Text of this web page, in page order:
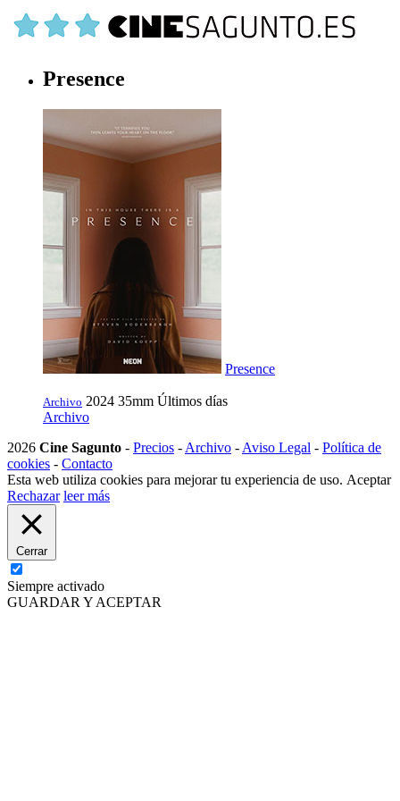
Presence
Presence
Archivo 2024 35mm Últimos días
Archivo
2026 Cine Sagunto - Precios - Archivo - Aviso Legal - Política de
cookies - Contacto
Esta web utiliza cookies para mejorar tu experiencia de uso. Aceptar
Rechazar leer más
Cerrar
Siempre activado
GUARDAR Y ACEPTAR